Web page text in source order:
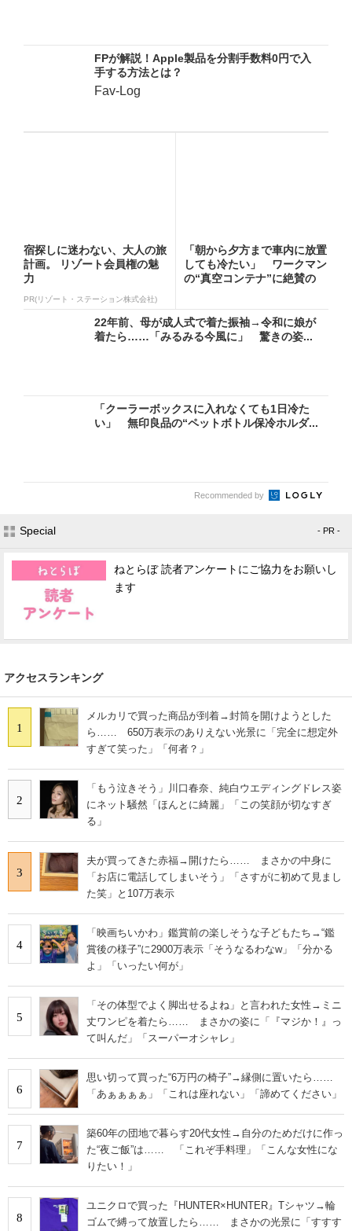
FPが解説！Apple製品を分割手数料0円で入
手する方法とは？
Fav-Log
宿探しに迷わない、大人の旅
計画。 リゾート会員権の魅
力
PR(リゾート・ステーション株式会社)
「朝から夕方まで車内に放置
しても冷たい」 ワークマン
の“真空コンテナ”に絶賛の
22年前、母が成人式で着た振袖→令和に娘が
着たら……「みるみる今風に」 驚きの姿...
「クーラーボックスに入れなくても1日冷た
い」 無印良品の“ペットボトル保冷ホルダ...
Recommended by
Special - PR -
ねとらぼ 読者アンケートにご協力をお願いし
ます
アクセスランキング
1
メルカリで買った商品が到着→封筒を開けようとした
ら…… 650万表示のありえない光景に「完全に想定外
すぎて笑った」「何者？」
2
「もう泣きそう」川口春奈、純白ウエディングドレス姿
にネット騒然「ほんとに綺麗」「この笑顔が切なすぎ
る」
3
夫が買ってきた赤福→開けたら…… まさかの中身に
「お店に電話してしまいそう」「さすがに初めて見まし
た笑」と107万表示
4
「映画ちいかわ」鑑賞前の楽しそうな子どもたち→“鑑
賞後の様子”に2900万表示「そうなるわなw」「分かる
よ」「いったい何が」
5
「その体型でよく脚出せるよね」と言われた女性→ミニ
丈ワンピを着たら…… まさかの姿に「『マジか！』っ
て叫んだ」「スーパーオシャレ」
6
思い切って買った“6万円の椅子”→縁側に置いたら……
「あぁぁぁぁ」「これは座れない」「諦めてください」
7
築60年の団地で暮らす20代女性→自分のためだけに作っ
た“夜ご飯”は…… 「これぞ手料理」「こんな女性にな
りたい！」
8
ユニクロで買った『HUNTER×HUNTER』Tシャツ→輪
ゴムで縛って放置したら…… まさかの光景に「すすす